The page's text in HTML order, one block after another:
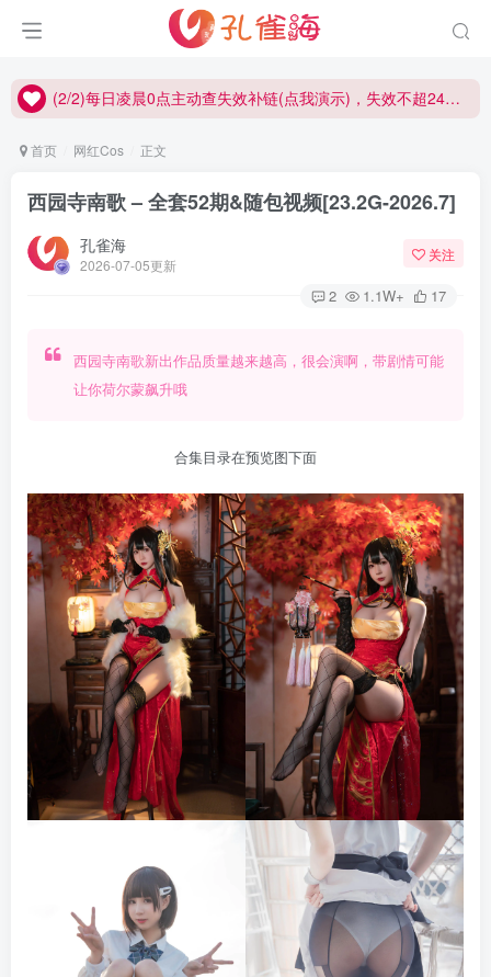
(2/2)每日凌晨0点主动查失效补链(点我演示)，失效不超24小时，
(2/2)每日凌晨0点主动查失效补链(点我演示)，失效不超24小时，
首页 网红Cos 正文
西园寺南歌 – 全套52期&随包视频[23.2G-2026.7]
孔雀海
2026-07-05更新
关注
2 1.1W+ 17
西园寺南歌新出作品质量越来越高，很会演啊，带剧情可能
让你荷尔蒙飙升哦
合集目录在预览图下面